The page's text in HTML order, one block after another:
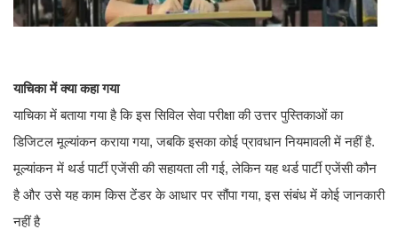
याचिका में क्या कहा गया
याचिका में बताया गया है कि इस सिविल सेवा परीक्षा की उत्तर पुस्तिकाओं का
डिजिटल मूल्यांकन कराया गया, जबकि इसका कोई प्रावधान नियमावली में नहीं है.
मूल्यांकन में थर्ड पार्टी एजेंसी की सहायता ली गई, लेकिन यह थर्ड पार्टी एजेंसी कौन
है और उसे यह काम किस टेंडर के आधार पर सौंपा गया, इस संबंध में कोई जानकारी
नहीं है